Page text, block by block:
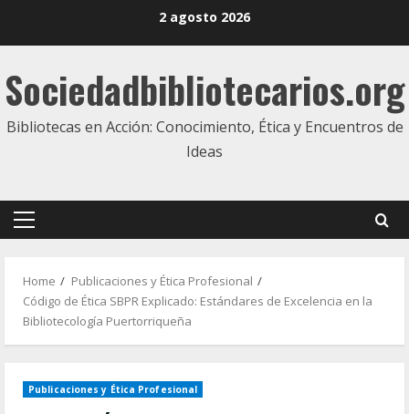
2 agosto 2026
Sociedadbibliotecarios.org
Bibliotecas en Acción: Conocimiento, Ética y Encuentros de
Ideas
Primary
Home
Publicaciones y Ética Profesional
Código de Ética SBPR Explicado: Estándares de Excelencia en la
Bibliotecología Puertorriqueña
Publicaciones y Ética Profesional